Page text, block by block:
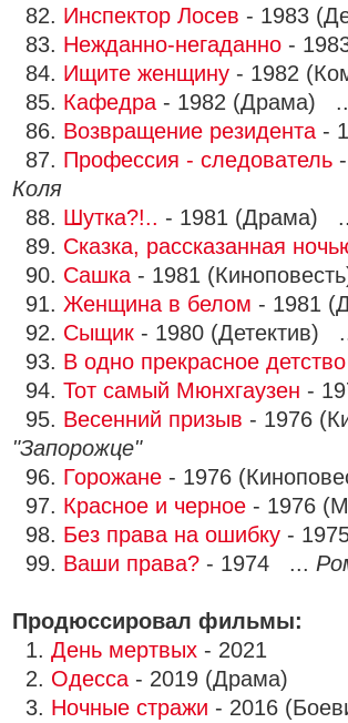
82. Инспектор Лосев - 1983
83. Нежданно-негаданно -
84. Ищите женщину - 1982
85. Кафедра - 1982 (Драма)
86. Возвращение резидента -
87. Профессия - следователь
Коля
88. Шутка?!.. - 1981 (Драма)
89. Сказка, рассказанная
90. Сашка - 1981
91. Женщина в белом - 1981
92. Сыщик - 1980 (Детектив)
93. В одно прекрасное детство
94. Тот самый Мюнхгаузен -
95. Весенний призыв - 1976
"Запорожце"
96. Горожане - 1976
97. Красное и черное - 1976
98. Без права на ошибку -
99. Ваши права? - 1974 ...
Продюссировал фильмы:
1. День мертвых - 2021
2. Одесса - 2019 (Драма)
3. Ночные стражи - 2016